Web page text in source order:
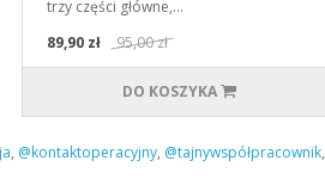
trzy części główne,…
89,90 zł
95,00 zł
DO KOSZYKA
, @kontaktoperacyjny, @tajnywspółpracownik,